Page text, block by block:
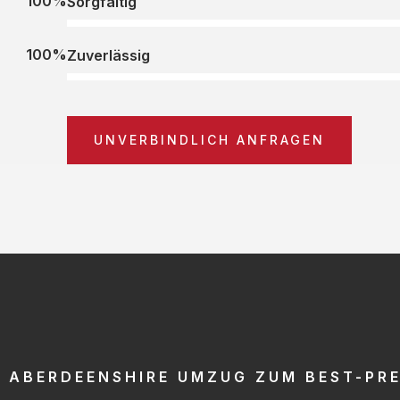
Zuverlässig
100%
UNVERBINDLICH ANFRAGEN
ABERDEENSHIRE UMZUG ZUM BEST-